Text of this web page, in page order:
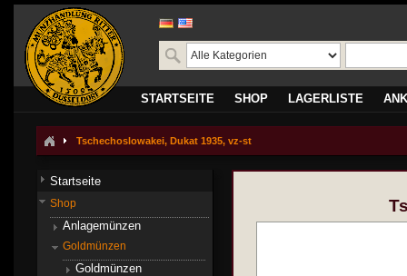
STARTSEITE SHOP LAGERLISTE
Tschechoslowakei, Dukat 1935, vz-st
Startseite
Shop
Anlagemünzen
Goldmünzen
Goldmünzen